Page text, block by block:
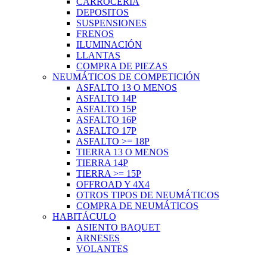
DEPOSITOS
SUSPENSIONES
FRENOS
ILUMINACIÓN
LLANTAS
COMPRA DE PIEZAS
NEUMÁTICOS DE COMPETICIÓN
ASFALTO 13 O MENOS
ASFALTO 14P
ASFALTO 15P
ASFALTO 16P
ASFALTO 17P
ASFALTO >= 18P
TIERRA 13 O MENOS
TIERRA 14P
TIERRA >= 15P
OFFROAD Y 4X4
OTROS TIPOS DE NEUMÁTICOS
COMPRA DE NEUMÁTICOS
HABITÁCULO
ASIENTO BAQUET
ARNESES
VOLANTES